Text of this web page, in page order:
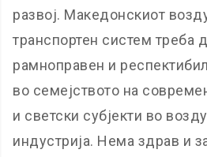
развој. Македонскиот
транспортен систем треба
рамноправен и
во семејството на
и светски субјекти во
индустрија. Нема здрав и